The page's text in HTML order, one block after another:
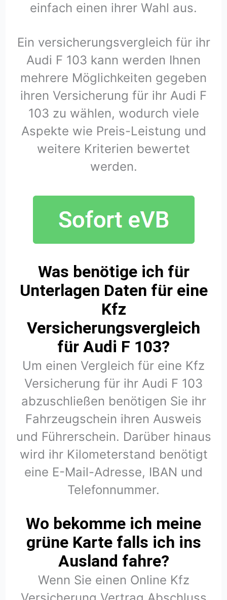
einfach einen ihrer Wahl aus.
Ein versicherungsvergleich für ihr
Audi F 103 kann werden Ihnen
mehrere Möglichkeiten gegeben
ihren Versicherung für ihr Audi F
103 zu wählen, wodurch viele
Aspekte wie Preis-Leistung und
weitere Kriterien bewertet
werden.
Was benötige ich für
Unterlagen Daten für eine
Kfz
Versicherungsvergleich
für Audi F 103?
Um einen Vergleich für eine Kfz
Versicherung für ihr Audi F 103
abzuschließen benötigen Sie ihr
Fahrzeugschein ihren Ausweis
und Führerschein. Darüber hinaus
wird ihr Kilometerstand benötigt
eine E-Mail-Adresse, IBAN und
Telefonnummer.
Wo bekomme ich meine
grüne Karte falls ich ins
Ausland fahre?
Wenn Sie einen Online Kfz